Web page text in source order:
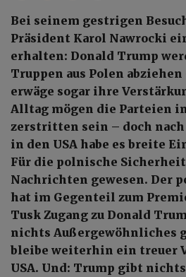
Bei seinem gestrigen
Präsident Karol Nawrocki
erhalten: Donald Trump
Truppen aus Polen
erwäge sogar ihre
Alltag mögen die Parteien
zerstritten sein – doch nach
in den USA habe es breite
Für die polnische
Nachrichten gewesen. Der
hat im Gegenteil zum
Tusk Zugang zu Donald
nichts Außergewöhnliches
bleibe weiterhin ein treuer
USA. Und: Trump gibt